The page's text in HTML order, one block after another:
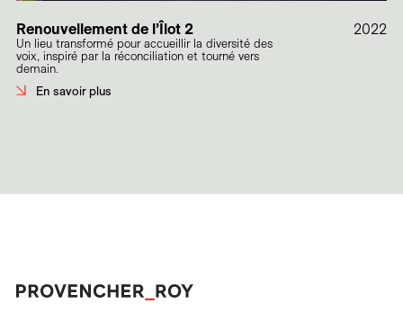
Renouvellement de l’Îlot 2
Un lieu transformé pour accueillir la diversité des
voix, inspiré par la réconciliation et tourné vers
demain.
En savoir plus
2022